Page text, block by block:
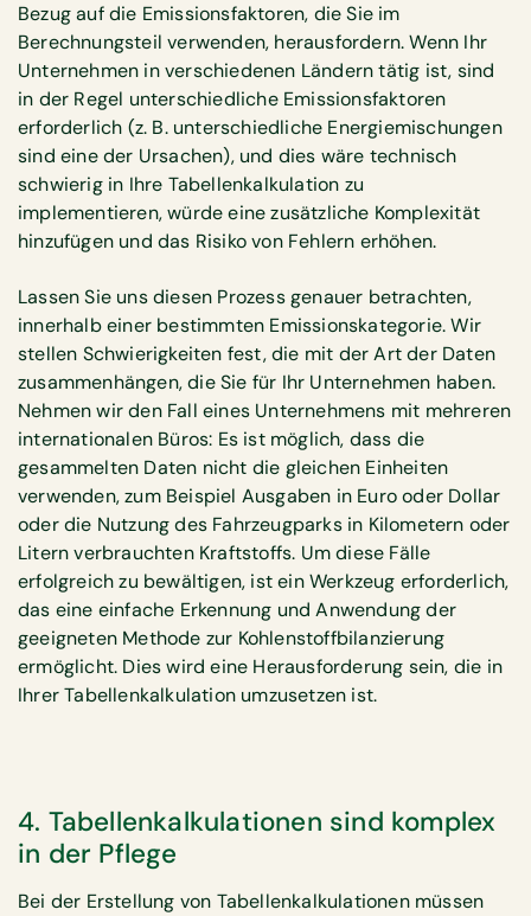
Bezug auf die Emissionsfaktoren, die Sie im
Berechnungsteil verwenden, herausfordern. Wenn Ihr
Unternehmen in verschiedenen Ländern tätig ist, sind
in der Regel unterschiedliche Emissionsfaktoren
erforderlich (z. B. unterschiedliche Energiemischungen
sind eine der Ursachen), und dies wäre technisch
schwierig in Ihre Tabellenkalkulation zu
implementieren, würde eine zusätzliche Komplexität
hinzufügen und das Risiko von Fehlern erhöhen.
Lassen Sie uns diesen Prozess genauer betrachten,
innerhalb einer bestimmten Emissionskategorie. Wir
stellen Schwierigkeiten fest, die mit der Art der Daten
zusammenhängen, die Sie für Ihr Unternehmen haben.
Nehmen wir den Fall eines Unternehmens mit mehreren
internationalen Büros: Es ist möglich, dass die
gesammelten Daten nicht die gleichen Einheiten
verwenden, zum Beispiel Ausgaben in Euro oder Dollar
oder die Nutzung des Fahrzeugparks in Kilometern oder
Litern verbrauchten Kraftstoffs. Um diese Fälle
erfolgreich zu bewältigen, ist ein Werkzeug erforderlich,
das eine einfache Erkennung und Anwendung der
geeigneten Methode zur Kohlenstoffbilanzierung
ermöglicht. Dies wird eine Herausforderung sein, die in
Ihrer Tabellenkalkulation umzusetzen ist.
4. Tabellenkalkulationen sind komplex
in der Pflege
Bei der Erstellung von Tabellenkalkulationen müssen